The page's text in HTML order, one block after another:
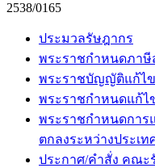
2538/0165
ประมวลรัษฎากร
พระราชกำหนดภาษี
พระราชบัญญัติแก้ไข
พระราชกำหนดแก้ไ
พระราชกำหนดการ
ตกลงระหว่างประเท
ประกาศ/คำสั่ง คณะ